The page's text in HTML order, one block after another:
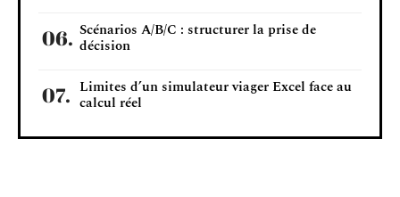
Scénarios A/B/C : structurer la prise de
décision
Limites d’un simulateur viager Excel face au
calcul réel